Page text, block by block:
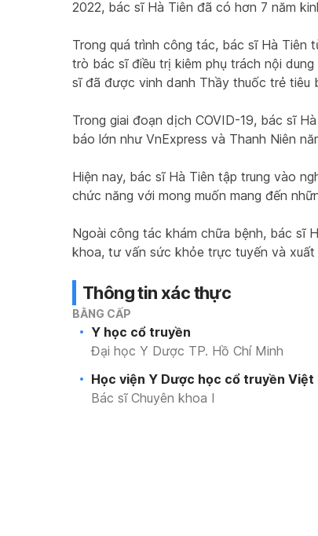
2022, bác sĩ Hà Tiên đã có hơn 7 năm
Trong quá trình công tác, bác sĩ Hà Tiên
trò bác sĩ điều trị kiêm phụ trách nội
sĩ đã được vinh danh Thầy thuốc trẻ tiêu
Trong giai đoạn dịch COVID-19, bác sĩ
báo lớn như VnExpress và Thanh Niên
Hiện nay, bác sĩ Hà Tiên tập trung vào
chức năng với mong muốn mang đến
Ngoài công tác khám chữa bệnh, bác sĩ
khoa, tư vấn sức khỏe trực tuyến và
Thông tin xác thực
BẰNG CẤP
Y học cổ truyền
Đại học Y Dược TP. Hồ Chí Minh
Học viện Y Dược học cổ truyền Việt
Bác sĩ Chuyên khoa I